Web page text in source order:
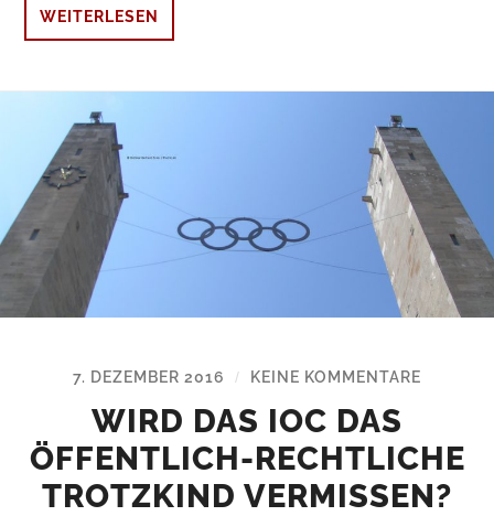
WEITERLESEN
7. DEZEMBER 2016 / KEINE KOMMENTARE
WIRD DAS IOC DAS
ÖFFENTLICH-RECHTLICHE
TROTZKIND VERMISSEN?